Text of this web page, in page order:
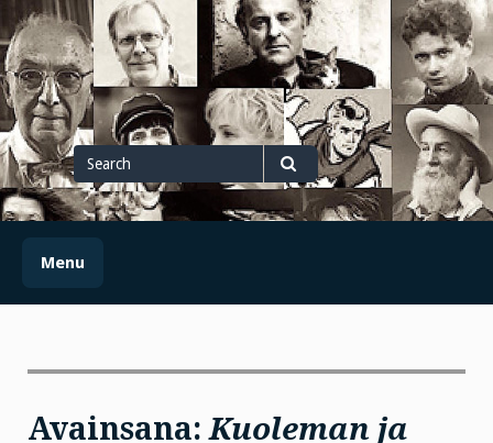
Skip
to
content
Search
for
Search
Menu
Avainsana:Kuoleman ja